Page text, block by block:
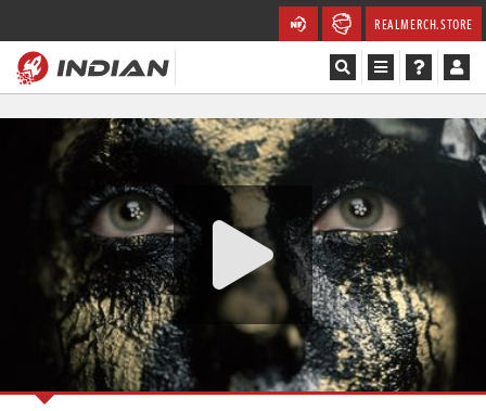
REALMERCH.STORE
Magazín
Recenze
Soutěže
Databáze
Komunita